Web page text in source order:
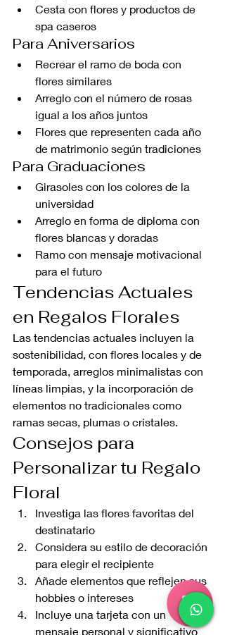
Cesta con flores y productos de
spa caseros
Para Aniversarios
Recrear el ramo de boda con
flores similares
Arreglo con el número de rosas
igual a los años juntos
Flores que representen cada año
de matrimonio según tradiciones
Para Graduaciones
Girasoles con los colores de la
universidad
Arreglo en forma de diploma con
flores blancas y doradas
Ramo con mensaje motivacional
para el futuro
Tendencias Actuales
en Regalos Florales
Las tendencias actuales incluyen la
sostenibilidad, con flores locales y de
temporada, arreglos minimalistas con
líneas limpias, y la incorporación de
elementos no tradicionales como
ramas secas, plumas o cristales.
Consejos para
Personalizar tu Regalo
Floral
Investiga las flores favoritas del
destinatario
Considera su estilo de decoración
para elegir el recipiente
Añade elementos que reflejen sus
hobbies o intereses
Incluye una tarjeta con un
mensaje personal y significativo